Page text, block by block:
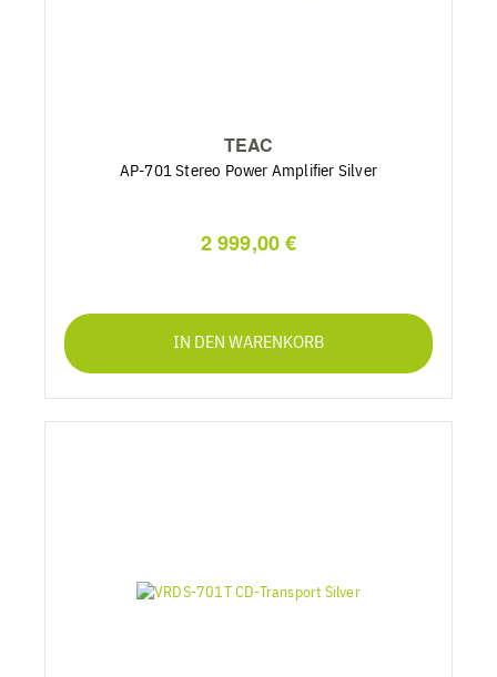
TEAC
AP-701 Stereo Power Amplifier Silver
2 999,00 €
IN DEN WARENKORB